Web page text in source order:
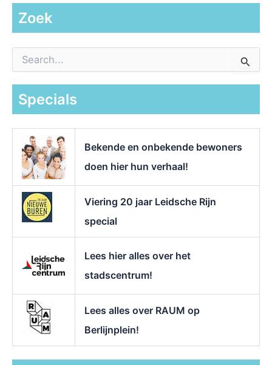
Zoek
a
Specials
Bekende en onbekende bewoners
doen hier hun verhaal!
Viering 20 jaar Leidsche Rijn
special
Lees hier alles over het
stadscentrum!
Lees alles over RAUM op
Berlijnplein!